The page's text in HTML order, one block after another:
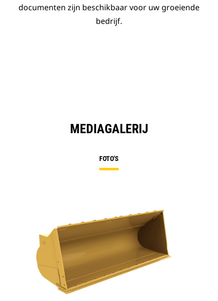
documenten zijn beschikbaar voor uw groeiende
bedrijf.
MEDIAGALERIJ
FOTO'S